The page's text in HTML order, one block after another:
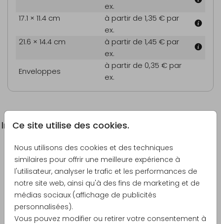
Ce site utilise des cookies.
Nous utilisons des cookies et des techniques
similaires pour offrir une meilleure expérience à
l'utilisateur, analyser le trafic et les performances de
notre site web, ainsi qu'à des fins de marketing et de
médias sociaux (affichage de publicités
personnalisées).
Vous pouvez modifier ou retirer votre consentement à
ex.
17.1 × 11.4 cm
à partir de 1,35 € par
ex.
21.6 × 14.4 cm
à partir de 1,45 € par
ex.
Enveloppes
à partir de 0,35 € par
ex.
Informations du produit
Description
Faire-part de naissance en forme originale avec
nom coloré.
Créateur
Made for Moments